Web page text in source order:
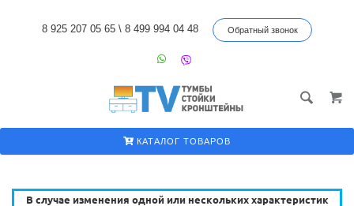
8 925 207 05 65 \ 8 499 994 04 48 Обратный звонок
КАТАЛОГ ТОВАРОВ
В случае изменения одной или нескольких характеристик